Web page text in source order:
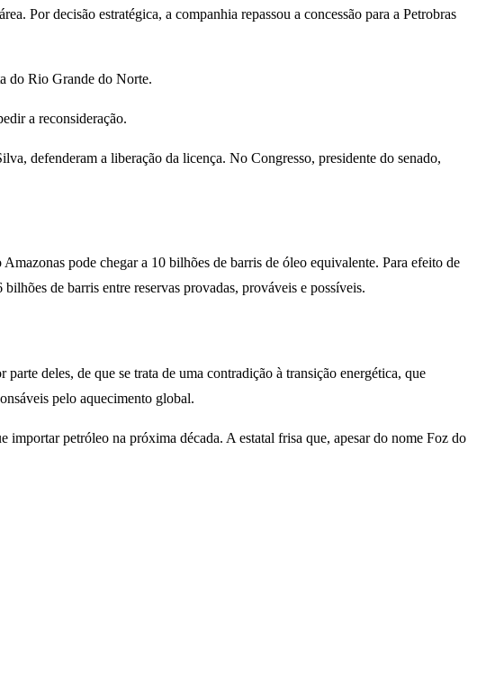
Por decisão estratégica, a companhia repassou a concessão para a Petrobras
do Rio Grande do Norte.
a reconsideração.
defenderam a liberação da licença. No Congresso, presidente do senado,
pode chegar a 10 bilhões de barris de óleo equivalente. Para efeito de
de barris entre reservas provadas, prováveis e possíveis.
deles, de que se trata de uma contradição à transição energética, que
pelo aquecimento global.
importar petróleo na próxima década. A estatal frisa que, apesar do nome Foz do